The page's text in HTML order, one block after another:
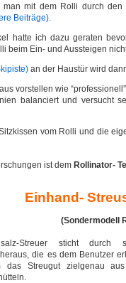
mit dem Rolli durch
Beiträge).
hatte ich dazu geraten
beim Ein- und Aussteigen
an der Haustür wird
vorstellen wie
balanciert und versucht
vom Rolli und die
ist dem Rollinator-
Einhand-
(Sondermodell
Streuer sticht durch
die es dem Benutzer
das Streugut zielgenau